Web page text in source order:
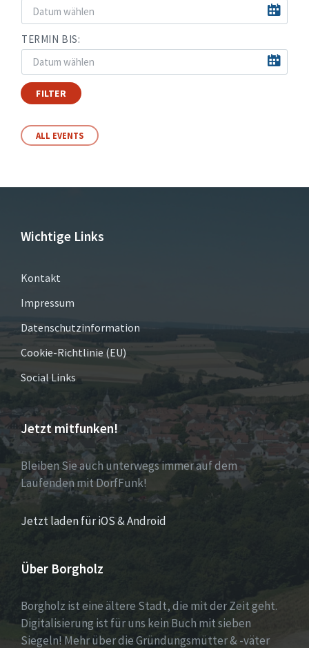
TERMIN BIS:
FILTER
ALL EVENTS
Wichtige Links
Kontakt
Impressum
Datenschutzinformation
Cookie-Richtlinie (EU)
Social Links
Jetzt mitfunken!
Bleiben Sie auch unterwegs immer auf dem
Laufenden mit DorfFunk!
Jetzt laden für iOS & Android
Über Borgholz
Borgholz ist eine ältere Stadt, die mit der Zeit geht.
Digitalisierung ist für uns kein Buch mit sieben
Siegeln! Mehr über die Gründungsmütter & -väter